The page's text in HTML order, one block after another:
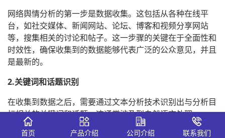
网络舆情分析的第一步是数据收集。这包括从各种在线平
台，如社交媒体、新闻网站、论坛、博客和视频分享网站
等，搜集相关的讨论和帖子。这一步骤的关键在于全面性和
时效性，确保收集到的数据能够代表广泛的公众意见，并且
是最新的。
2.关键词和话题识别
在收集到数据之后，需要通过文本分析技术识别出与分析目
标相关的关键词和话题。这通常涉及到自然语言处理
（NLP）技术，以识别和分类讨论中的主要主题。
首页 产品介绍 公司介绍 联系我们